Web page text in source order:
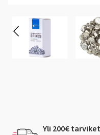
Yli 200€